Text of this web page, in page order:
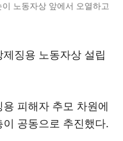
노동자상 앞에서 오열하고
징용 노동자상 설립
피해자 추모 차원에
공동으로 추진했다.